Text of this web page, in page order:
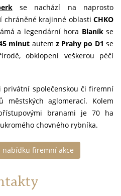
se nachází na naprosto
chráněné krajinné oblasti CHKO
a legendární hora Blaník se
minut autem z Prahy po D1 se
obklopeni veškerou péčí
privátní společenskou či firemní
městských aglomerací. Kolem
branami je 70 ha
chovného rybníka.
nabídku firemní akce